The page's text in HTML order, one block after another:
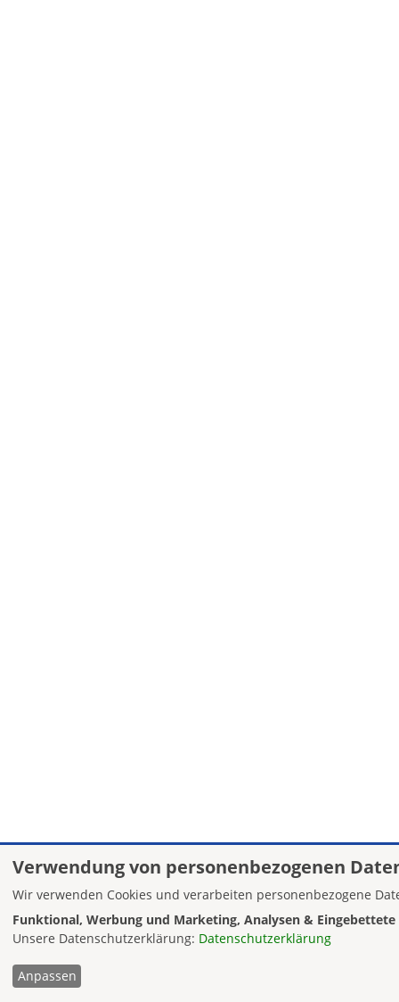
Verwendung von personenbezogenen
Wir verwenden Cookies und verarbeiten personenbezogene
Funktional, Werbung und Marketing, Analysen &
Unsere Datenschutzerklärung: Datenschutzerklärung
Anpassen